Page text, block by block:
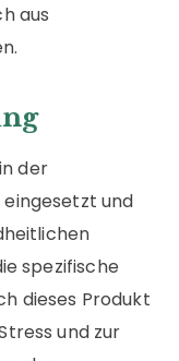
aus
der
und
spezifische
dieses Produkt
und zur